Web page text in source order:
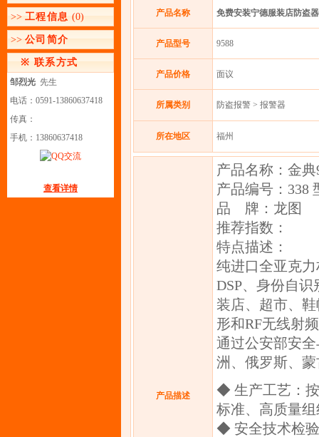
>> 工程信息 (0)
>>公司简介
※联系方式
邹烈光 先生
电话：0591-13860637418
传真：
手机：13860637418
查看详情
产品名称 免费安装宁德服装店防盗
产品型号 9588
产品价格 面议
所属类别 防盗报警 > 报警器
所在地区 福州
产品描述
产品名称：金
产品编号：338
品 牌：龙
推荐指数：
特点描述：
纯进口全亚克
DSP、身份自
装店、超市、
形和RF无线射
通过公安部安
洲、俄罗斯、
◆ 生产工艺：按
标准、高质量
◆ 安全技术检